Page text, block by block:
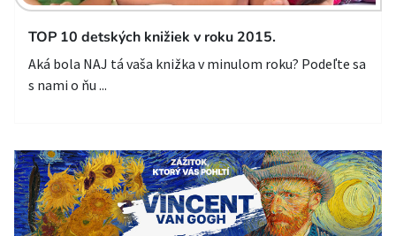
TOP 10 detských knižiek v roku 2015.
Aká bola NAJ tá vaša knižka v minulom roku? Podeľte sa
s nami o ňu ...